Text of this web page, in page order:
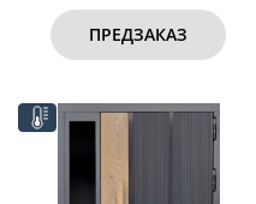
ПРЕДЗАКАЗ